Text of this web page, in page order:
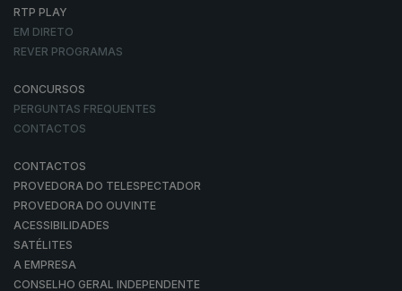
RTP PLAY
EM DIRETO
REVER PROGRAMAS
CONCURSOS
PERGUNTAS FREQUENTES
CONTACTOS
CONTACTOS
PROVEDORA DO TELESPECTADOR
PROVEDORA DO OUVINTE
ACESSIBILIDADES
SATÉLITES
A EMPRESA
CONSELHO GERAL INDEPENDENTE